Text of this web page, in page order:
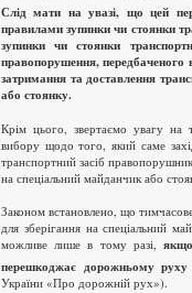
Слід мати на увазі, що цей
правилами зупинки чи стоянки
зупинки чи стоянки
правопорушення,
затримання та доставлення
або стоянку.
Крім цього, звертаємо увагу на
вибору щодо того, який саме
транспортний засіб
на спеціальний майданчик або
Законом встановлено, що
для зберігання на спеціальний
можливе лише в тому разі,
перешкоджає дорожньому руху
України «Про дорожній рух»).